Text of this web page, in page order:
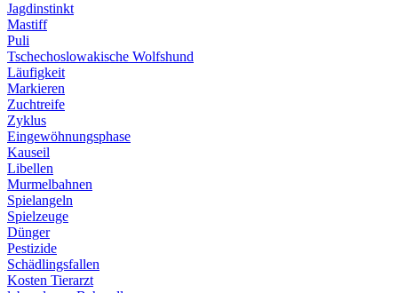
Jagdinstinkt
Mastiff
Puli
Tschechoslowakische Wolfshund
Läufigkeit
Markieren
Zuchtreife
Zyklus
Eingewöhnungsphase
Kauseil
Libellen
Murmelbahnen
Spielangeln
Spielzeuge
Dünger
Pestizide
Schädlingsfallen
Kosten Tierarzt